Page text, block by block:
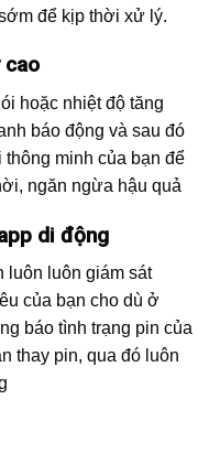
để kịp thời xử lý.
cao
hoặc nhiệt độ tăng
báo động và sau đó
minh của bạn để
ngăn ngừa hậu quả
di động
luôn luôn giám sát
của bạn cho dù ở
báo tình trạng pin của
thay pin, qua đó luôn